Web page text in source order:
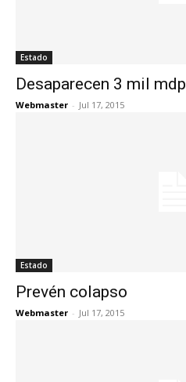
Estado
Desaparecen 3 mil mdp
Webmaster - Jul 17, 2015
Estado
Prevén colapso
Webmaster - Jul 17, 2015